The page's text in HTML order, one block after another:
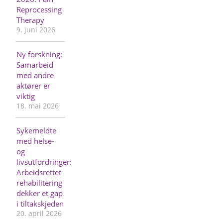
Reprocessing
Therapy
9. juni 2026
Ny forskning:
Samarbeid
med andre
aktører er
viktig
18. mai 2026
Sykemeldte
med helse-
og
livsutfordringer:
Arbeidsrettet
rehabilitering
dekker et gap
i tiltakskjeden
20. april 2026